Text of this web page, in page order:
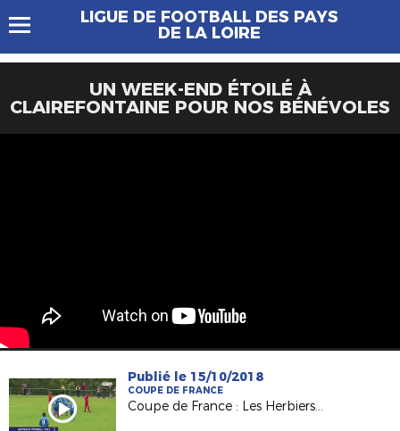
LIGUE DE FOOTBALL DES PAYS
DE LA LOIRE
UN WEEK-END ÉTOILÉ À
CLAIREFONTAINE POUR NOS BÉNÉVOLES
Publié le 15/10/2018
COUPE DE FRANCE
Coupe de France : Les Herbiers qualifié aux Robretières !